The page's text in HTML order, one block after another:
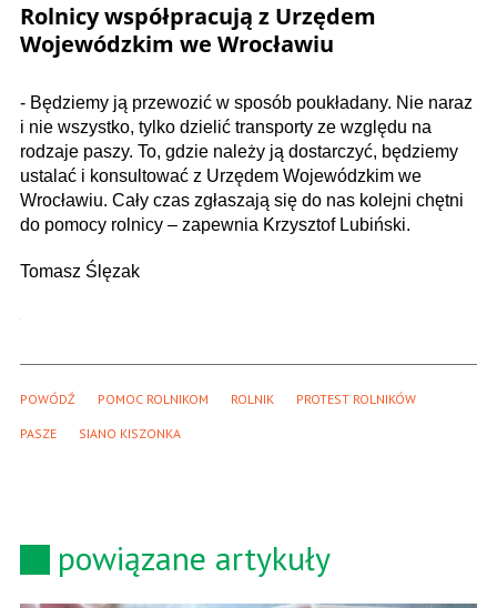
Rolnicy współpracują z Urzędem
Wojewódzkim we Wrocławiu
- Będziemy ją przewozić w sposób poukładany. Nie naraz
i nie wszystko, tylko dzielić transporty ze względu na
rodzaje paszy. To, gdzie należy ją dostarczyć, będziemy
ustalać i konsultować z Urzędem Wojewódzkim we
Wrocławiu. Cały czas zgłaszają się do nas kolejni chętni
do pomocy rolnicy – zapewnia Krzysztof Lubiński.
Tomasz Ślęzak
POWÓDŹ POMOC ROLNIKOM ROLNIK PROTEST ROLNIKÓW
PASZE SIANO KISZONKA
powiązane artykuły